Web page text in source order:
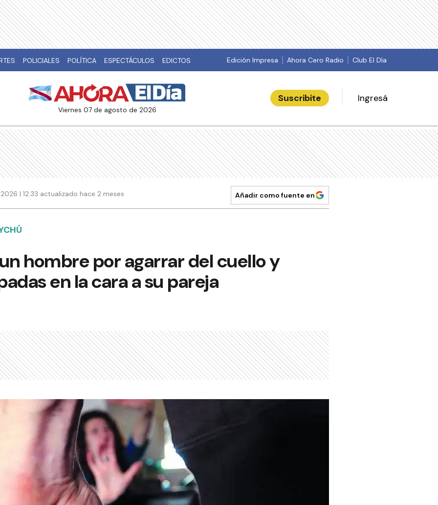
POLICIALES POLÍTICA ESPECTÁCULOS EDICTOS Edición Impresa Ahora Cero Radio Club El Día
viernes 07 de agosto de 2026
Suscribite Ingresá
| 12:33 actualizado hace 2 meses Añadir como fuente en
hombre por agarrar del cuello y
en la cara a su pareja